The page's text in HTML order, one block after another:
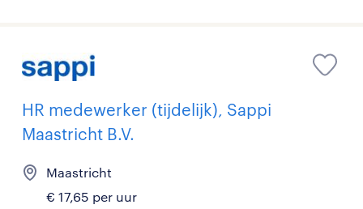
HR medewerker (tijdelijk), Sappi
Maastricht B.V.
Maastricht
€ 17,65 per uur